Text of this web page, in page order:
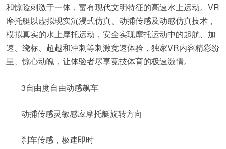
和惊险刺激于一体，富有现代文明特征的高速水上运动。VR
摩托艇以虚拟现实沉浸式仿真、动捕传感及动感仿真技术，
模拟真实的水上摩托运动，安全实现摩托运动中的起航、加
速、绕标、超越和冲刺等刺激竞速体验，独家VR内容精彩纷
呈、惊心动魄，让体验者尽享竞技体育的极速激情。
3自由度自由动感飙车
动捕传感灵敏感应摩托艇旋转方向
刹车传感，极速即时